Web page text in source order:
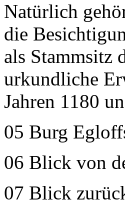
Natürlich
die
als Stammsitz
urkundliche
Jahren 1180
05 Burg
06 Blick von
07 Blick